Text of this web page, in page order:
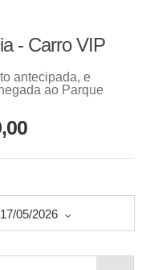
- Carro VIP
antecipada, e
ao Parque
17/05/2026